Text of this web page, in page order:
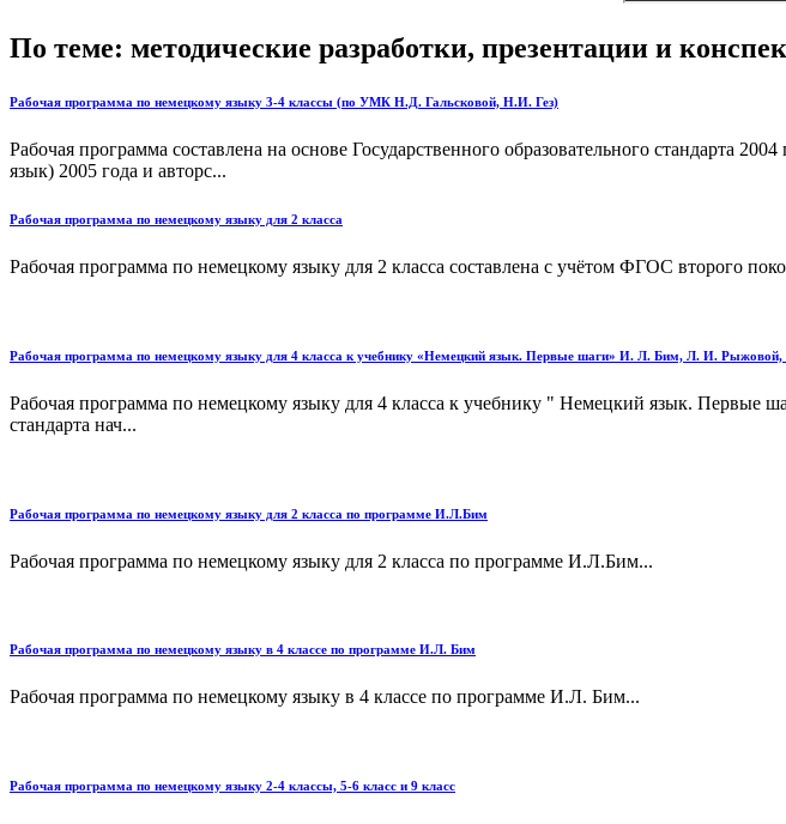
По теме: методические разработки, презентации и
Рабочая программа по немецкому языку 3-4 классы (по УМК Н.Д. Гальсковой, Н.И. Гез)
Рабочая программа составлена на основе Государственного образовательного стандарта
язык) 2005 года и авторс...
Рабочая программа по немецкому языку для 2 класса
Рабочая программа по немецкому языку для 2 класса составлена с учётом ФГОС второго
Рабочая программа по немецкому языку для 4 класса к учебнику «Немецкий язык. Первые шаги» И. Л. Бим, Л. И.
Рабочая программа по немецкому языку для 4 класса к учебнику " Немецкий язык.
стандарта нач...
Рабочая программа по немецкому языку для 2 класса по программе И.Л.Бим
Рабочая программа по немецкому языку для 2 класса по программе И.Л.Бим...
Рабочая программа по немецкому языку в 4 классе по программе И.Л. Бим
Рабочая программа по немецкому языку в 4 классе по программе И.Л. Бим...
Рабочая программа по немецкому языку 2-4 классы, 5-6 класс и 9 класс